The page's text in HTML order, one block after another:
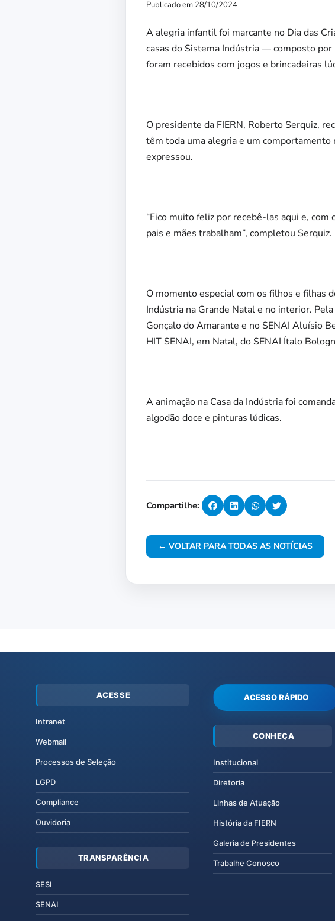
Publicado em 28/10/2024
A alegria infantil foi marcante no Dia das
casas do Sistema Indústria — composto por
foram recebidos com jogos e brincadeiras
O presidente da FIERN, Roberto Serquiz,
têm toda uma alegria e um
expressou.
“Fico muito feliz por recebê-las aqui e,
pais e mães trabalham”, completou Serquiz.
O momento especial com os filhos e filhas
Indústria na Grande Natal e no interior.
Gonçalo do Amarante e no SENAI Aluísio
HIT SENAI, em Natal, do SENAI Ítalo
A animação na Casa da Indústria foi
algodão doce e pinturas lúdicas.
Compartilhe:
← VOLTAR PARA TODAS AS NOTÍCIAS
ACESSE
Intranet
Webmail
Processos de Seleção
LGPD
Compliance
Ouvidoria
TRANSPARÊNCIA
SESI
SENAI
ACESSO RÁPIDO
CONHEÇA
Institucional
Diretoria
Linhas de Atuação
História da FIERN
Galeria de Presidentes
Trabalhe Conosco